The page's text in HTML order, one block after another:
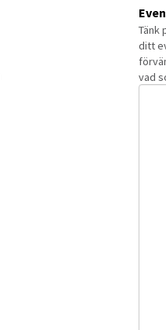
Tänk
ditt
vad